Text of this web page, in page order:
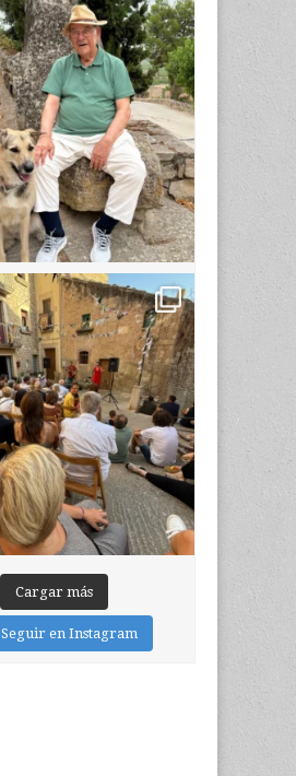
Cargar más
Seguir en Instagram